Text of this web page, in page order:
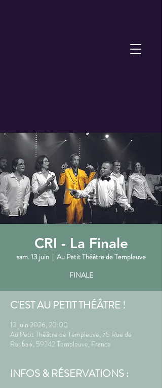
CRI - La Finale
sam. 13 juin
  |
Au Petit Théâtre de Templeuve
FINALE
C'EST AU PETIT THÉÂTRE !
13 juin 2026, 20:00
Au Petit Théâtre de Templeuve, 75 Rue de
Roubaix, 59242 Templeuve, France
INFOS & RÉSERVATIONS :